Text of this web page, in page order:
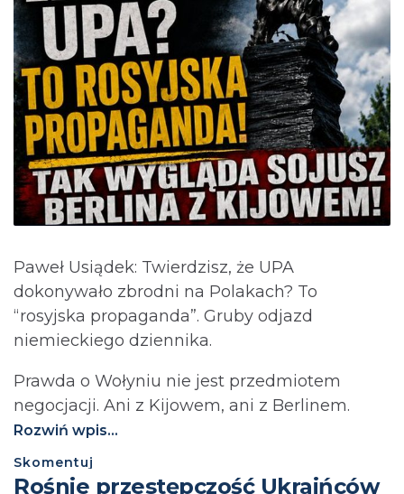
Paweł Usiądek: Twierdzisz, że UPA
dokonywało zbrodni na Polakach? To
“rosyjska propaganda”. Gruby odjazd
niemieckiego dziennika.
Prawda o Wołyniu nie jest przedmiotem
negocjacji. Ani z Kijowem, ani z Berlinem.⁩
Rozwiń wpis...
Skomentuj
Rośnie przestępczość Ukraińców